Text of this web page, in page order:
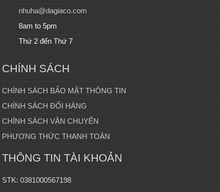
nhuha@dagiaco.com
8am to 5pm
Thứ 2 đến Thứ 7
CHÍNH SÁCH
CHÍNH SÁCH BẢO MẬT THÔNG TIN
CHÍNH SÁCH ĐỔI HÀNG
CHÍNH SÁCH VẬN CHUYỂN
PHƯƠNG THỨC THANH TOÁN
THÔNG TIN TÀI KHOẢN
STK: 0381000567198